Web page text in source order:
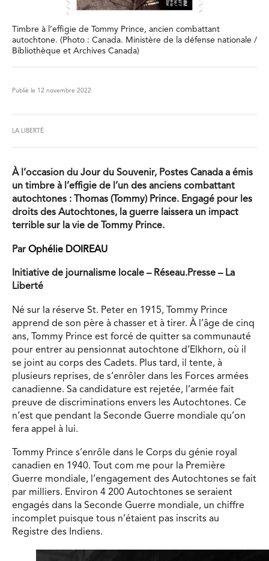
Timbre à l’effigie de Tommy Prince, ancien combattant
autochtone. (Photo : Canada. Ministère de la défense nationale /
Bibliothèque et Archives Canada)
Publié le 12 novembre 2022
LA LIBERTÉ
À l’occasion du Jour du Souvenir, Postes Canada a émis
un timbre à l’effigie de l’un des anciens combattant
autochtones : Thomas (Tommy) Prince. Engagé pour les
droits des Autochtones, la guerre laissera un impact
terrible sur la vie de Tommy Prince.
Par Ophélie DOIREAU
Initiative de journalisme locale – Réseau.Presse – La
Liberté
Né sur la réserve St. Peter en 1915, Tommy Prince
apprend de son père à chasser et à tirer. À l’âge de cinq
ans, Tommy Prince est forcé de quitter sa communauté
pour entrer au pensionnat autochtone d’Elkhorn, où il
se joint au corps des Cadets. Plus tard, il tente, à
plusieurs reprises, de s’enrôler dans les Forces armées
canadienne. Sa candidature est rejetée, l’armée fait
preuve de discriminations envers les Autochtones. Ce
n’est que pendant la Seconde Guerre mondiale qu’on
fera appel à lui.
Tommy Prince s’enrôle dans le Corps du génie royal
canadien en 1940. Tout com me pour la Première
Guerre mondiale, l’engagement des Autochtones se fait
par milliers. Environ 4 200 Autochtones se seraient
engagés dans la Seconde Guerre mondiale, un chiffre
incomplet puisque tous n’étaient pas inscrits au
Registre des Indiens.